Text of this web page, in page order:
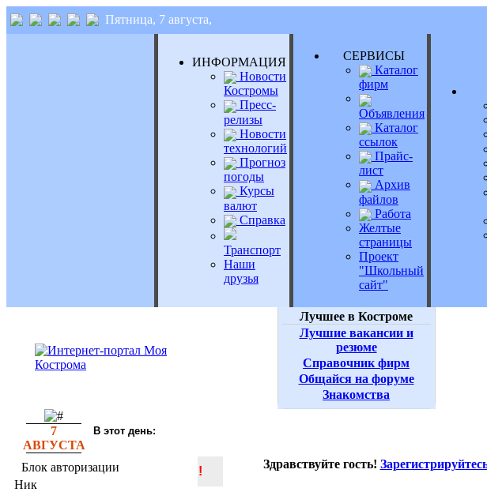
Пятница, 7 августа,
ИНФОРМАЦИЯ
Новости
Костромы
Пресс-
релизы
Новости
технологий
Прогноз
погоды
Курсы
валют
Справка
Транспорт
Наши
друзья
СЕРВИСЫ
Каталог
фирм
Объявления
Каталог
ссылок
Прайс-
лист
Архив
файлов
Работа
Желтые
страницы
Проект
"Школьный
сайт"
Лучшее в Костроме
Лучшие вакансии и
резюме
Справочник фирм
Общайся на форуме
Знакомства
7
АВГУСТА
В этот день:
Блок авторизации
Ник
!
Здравствуйте гость!